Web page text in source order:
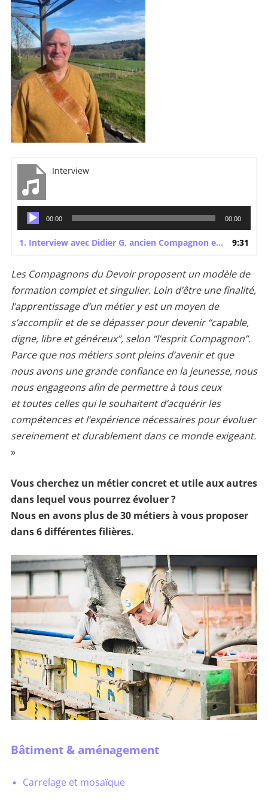
Interview
Lecteur
audio
00:00 00:00
1. Interview avec Didier G, ancien Compagnon et formateur de Compagnon du Devoir 9:31
Les Compagnons du Devoir proposent un modèle de
formation complet et singulier. Loin d’être une finalité,
l’apprentissage d’un métier y est un moyen de
s’accomplir et de se dépasser pour devenir “capable,
digne, libre et généreux”, selon “l’esprit Compagnon”.
Parce que nos métiers sont pleins d’avenir et que
nous avons une grande confiance en la jeunesse, nous
nous engageonsafin depermettre à tous ceux
ettoutescelles qui le souhaitent d’acquérir les
compétences et l’expérience nécessaires pour évoluer
sereinement et durablement dans ce monde exigeant.
»
Vous cherchez un métier concret et utile aux autres
dans lequel vous pourrez évoluer ?
Nous en avons plus de 30 métiers à vous proposer
dans 6 différentes filières.
Bâtiment & aménagement
Carrelage et mosaïque